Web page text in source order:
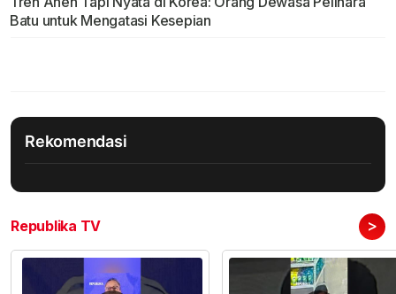
Batu untuk Mengatasi Kesepian
Rekomendasi
Republika TV >